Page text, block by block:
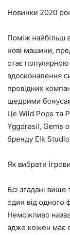
Новинки 2020
Поміж найбільш
нові машини,
стає
вдосконалення
провідних
щедрими
Це Wild Pops та
Yggdrasil, Gems
бренду Elk
Як вибрати
Всі згадані вище
один від одного
Неможливо
адже кожен має